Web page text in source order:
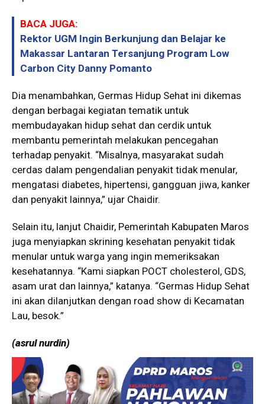
BACA JUGA:
Rektor UGM Ingin Berkunjung dan Belajar ke
Makassar Lantaran Tersanjung Program Low
Carbon City Danny Pomanto
Dia menambahkan, Germas Hidup Sehat ini dikemas
dengan berbagai kegiatan tematik untuk
membudayakan hidup sehat dan cerdik untuk
membantu pemerintah melakukan pencegahan
terhadap penyakit. “Misalnya, masyarakat sudah
cerdas dalam pengendalian penyakit tidak menular,
mengatasi diabetes, hipertensi, gangguan jiwa, kanker
dan penyakit lainnya,” ujar Chaidir.
Selain itu, lanjut Chaidir, Pemerintah Kabupaten Maros
juga menyiapkan skrining kesehatan penyakit tidak
menular untuk warga yang ingin memeriksakan
kesehatannya. “Kami siapkan POCT cholesterol, GDS,
asam urat dan lainnya,” katanya. “Germas Hidup Sehat
ini akan dilanjutkan dengan road show di Kecamatan
Lau, besok.”
(asrul nurdin)